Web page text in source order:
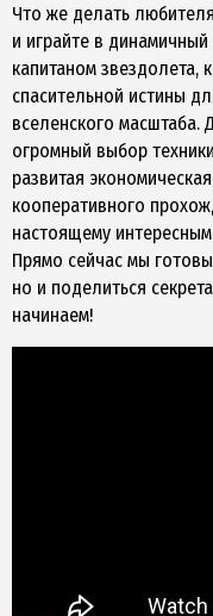
Что же делать
и играйте в
капитаном звездолета,
спасительной истины
вселенского
огромный выбор
развитая
кооперативного
настоящему
Прямо сейчас мы
но и поделиться
начинаем!